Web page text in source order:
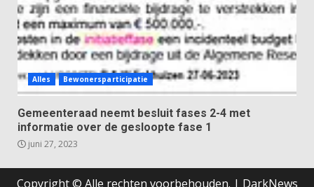
Alles Bewonersparticipatie
Gemeenteraad neemt besluit fases 2-4 met
informatie over de gesloopte fase 1
juni 27, 2023
Copyright © Alle rechten voorbehouden. | DarkNews